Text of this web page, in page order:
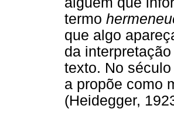
termo
que algo
da
texto. No
a propõe como
(Heidegger,